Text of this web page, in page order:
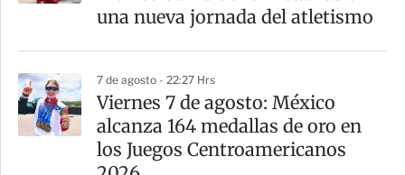
una nueva jornada del atletismo
7 de agosto - 22:27 Hrs
Viernes 7 de agosto: México
alcanza 164 medallas de oro en
los Juegos Centroamericanos